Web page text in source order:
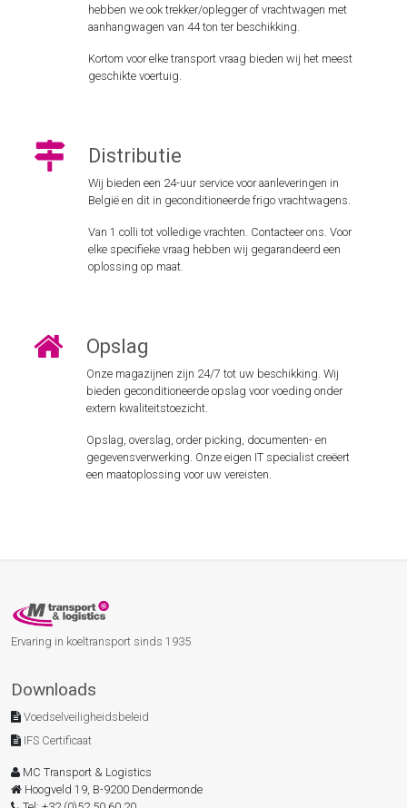
hebben we ook trekker/oplegger of vrachtwagen met
aanhangwagen van 44 ton ter beschikking.
Kortom voor elke transport vraag bieden wij het meest
geschikte voertuig.
Distributie
Wij bieden een 24-uur service voor aanleveringen in
België en dit in geconditioneerde frigo vrachtwagens.
Van 1 colli tot volledige vrachten. Contacteer ons. Voor
elke specifieke vraag hebben wij gegarandeerd een
oplossing op maat.
Opslag
Onze magazijnen zijn 24/7 tot uw beschikking. Wij
bieden geconditioneerde opslag voor voeding onder
extern kwaliteitstoezicht.
Opslag, overslag, order picking, documenten- en
gegevensverwerking. Onze eigen IT specialist creëert
een maatoplossing voor uw vereisten.
Ervaring in koeltransport sinds 1935
Downloads
Voedselveiligheidsbeleid
IFS Certificaat
MC Transport & Logistics
Hoogveld 19 , B-9200 Dendermonde